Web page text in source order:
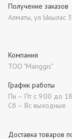
Получение заказов
Алматы, ул Ыкылас
Компания
ТОО "Manggis"
Доставка товаров
График работы
Пн – Пт с 9:00 до
Сб – Вс выходные